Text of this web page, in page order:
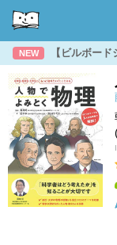
NEW 【ビルボー